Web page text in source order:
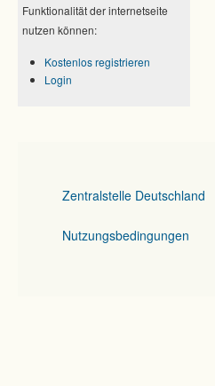
Funktionalität der internetseite
nutzen können:
Kostenlos registrieren
Login
Zentralstelle Deutschland
Nutzungsbedingungen